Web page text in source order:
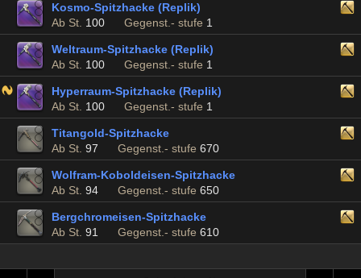
Kosmo-Spitzhacke (Replik)
Ab St. 100 Gegenst.- stufe 1
Weltraum-Spitzhacke (Replik)
Ab St. 100 Gegenst.- stufe 1
Hyperraum-Spitzhacke (Replik)
Ab St. 100 Gegenst.- stufe 1
Titangold-Spitzhacke
Ab St. 97 Gegenst.- stufe 670
Wolfram-Koboldeisen-Spitzhacke
Ab St. 94 Gegenst.- stufe 650
Bergchromeisen-Spitzhacke
Ab St. 91 Gegenst.- stufe 610